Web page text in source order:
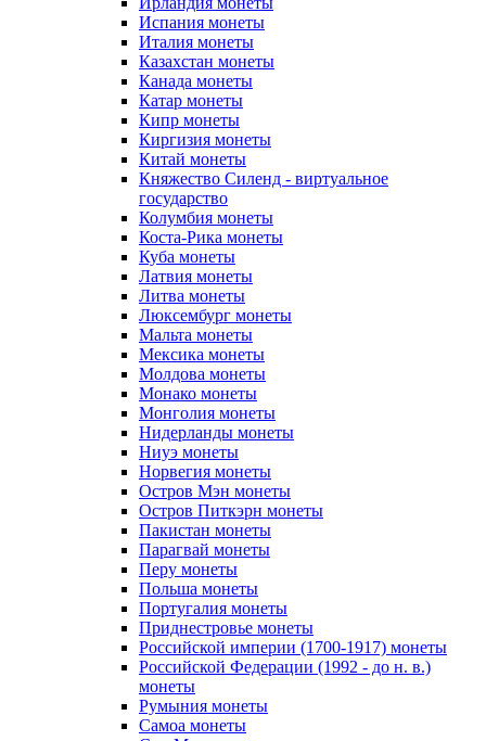
Испания монеты
Италия монеты
Казахстан монеты
Канада монеты
Катар монеты
Кипр монеты
Киргизия монеты
Китай монеты
Княжество Силенд - виртуальное
государство
Колумбия монеты
Коста-Рика монеты
Куба монеты
Латвия монеты
Литва монеты
Люксембург монеты
Мальта монеты
Мексика монеты
Молдова монеты
Монако монеты
Монголия монеты
Нидерланды монеты
Ниуэ монеты
Норвегия монеты
Остров Мэн монеты
Остров Питкэрн монеты
Пакистан монеты
Парагвай монеты
Перу монеты
Польша монеты
Португалия монеты
Приднестровье монеты
Российской империи (1700-1917) монеты
Российской Федерации (1992 - до н. в.)
монеты
Румыния монеты
Самоа монеты